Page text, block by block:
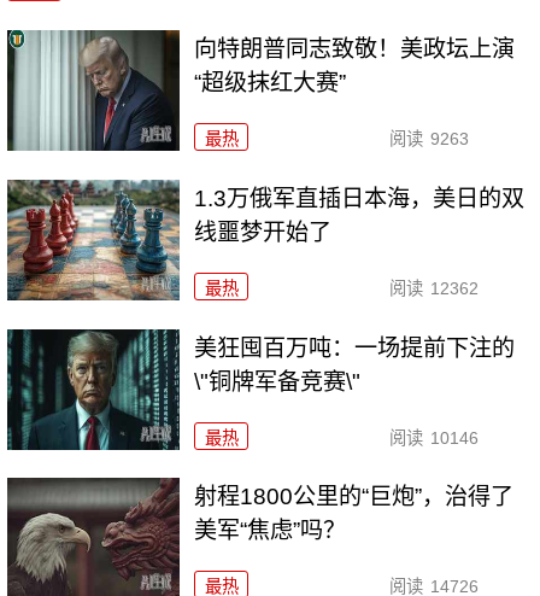
向特朗普同志致敬！美政坛上演
“超级抹红大赛”
最热 阅读 9263
1.3万俄军直插日本海，美日的双
线噩梦开始了
最热 阅读 12362
美狂囤百万吨：一场提前下注的
\"铜牌军备竞赛\"
最热 阅读 10146
射程1800公里的“巨炮”，治得了
美军“焦虑”吗？
最热 阅读 14726